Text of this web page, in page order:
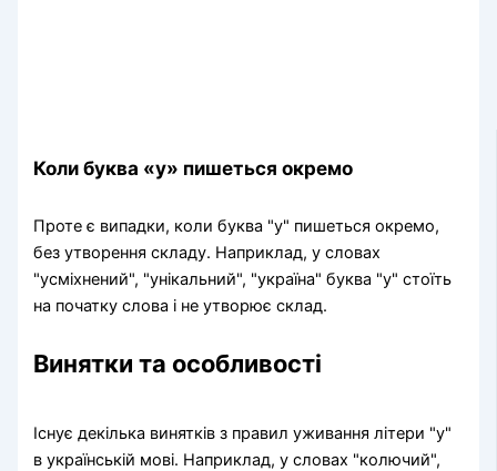
Коли буква «у» пишеться окремо
Проте є випадки, коли буква "у" пишеться окремо,
без утворення складу. Наприклад, у словах
"усміхнений", "унікальний", "україна" буква "у" стоїть
на початку слова і не утворює склад.
Винятки та особливості
Існує декілька винятків з правил уживання літери "у"
в українській мові. Наприклад, у словах "колючий",